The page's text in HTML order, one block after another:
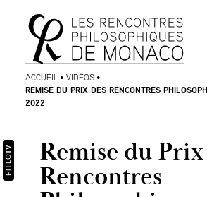
Aller
au
menu
Aller au
contenu
ACCUEIL • VIDÉOS •
REMISE DU PRIX DES RENCONTRES
2022
Remise du Prix
Rencontres
PHILO
TV